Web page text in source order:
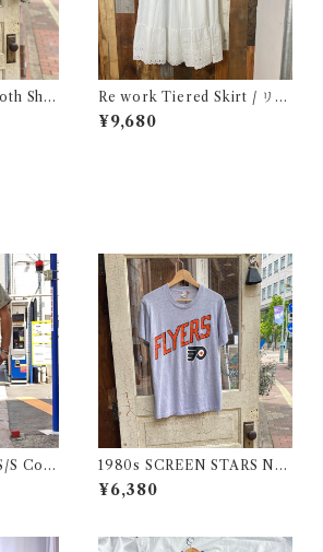
Shir
グス
Re work Tiered Skirt / リワ
ーク ティアード スカート 古着
¥9,680
S Cott
代 US
ン ポ
1980s SCREEN STARS NF
L FLYERS Print Tee / 80年
代 スクリーンスターズ フライ
¥6,380